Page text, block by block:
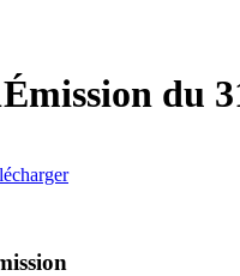
Émission du